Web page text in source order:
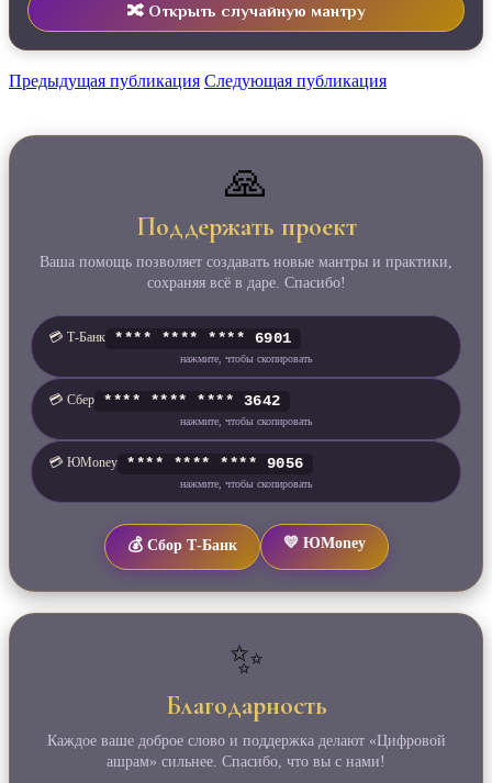
🔀 Открыть случайную мантру
Предыдущая публикация Следующая публикация
🙏
Поддержать проект
Ваша помощь позволяет создавать новые мантры и практики,
сохраняя всё в даре. Спасибо!
💳 Т‑Банк **** **** **** 6901
нажмите, чтобы скопировать
💳 Сбер **** **** **** 3642
нажмите, чтобы скопировать
💳 ЮMoney **** **** **** 9056
нажмите, чтобы скопировать
💰 Сбор Т‑Банк 💛 ЮMoney
✨
Благодарность
Каждое ваше доброе слово и поддержка делают «Цифровой
ашрам» сильнее. Спасибо, что вы с нами!